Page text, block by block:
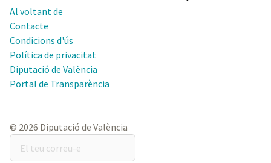
Al voltant de
Contacte
Condicions d'ús
Política de privacitat
Diputació de València
Portal de Transparència
© 2026 Diputació de València
teu